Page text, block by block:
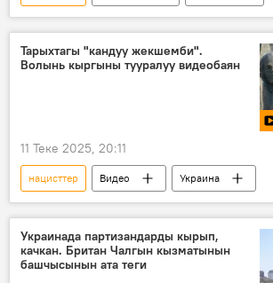
Донбасс
Улуу Ата Мекендик согуш
Тарыхтагы "кандуу жекшемби".
Волынь кыргыны тууралуу видеобаян
11 Теке 2025, 20:11
нацисттер Видео
Украина
тарых
Украинада партизандарды кырып,
качкан. Британ Чалгын кызматынын
башчысынын ата теги